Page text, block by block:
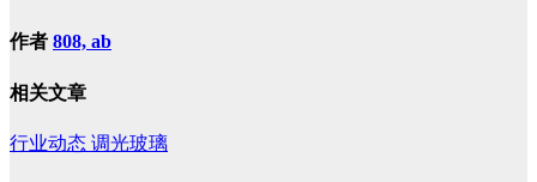
作者 808, ab
相关文章
行业动态 调光玻璃